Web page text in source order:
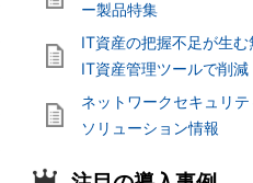
ー製品特集
IT資産の把握不足が生む
IT資産管理ツールで削減
ネットワークセキュリ
ソリューション情報